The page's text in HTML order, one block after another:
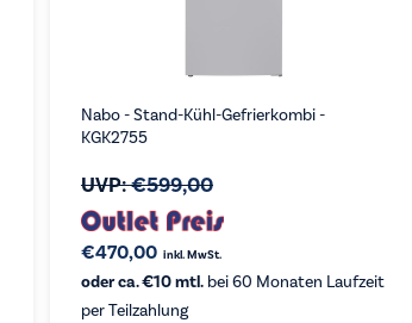
Nabo - Stand-Kühl-Gefrierkombi -
KGK2755
UVP:€599,00
€470,00 inkl. MwSt.
oder ca. €10 mtl.bei 60 Monaten Laufzeit
per Teilzahlung